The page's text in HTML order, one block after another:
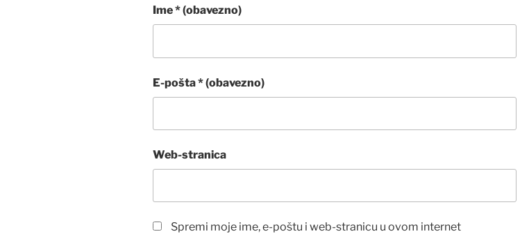
Ime* (obavezno)
E-pošta* (obavezno)
Web-stranica
Spremi moje ime, e-poštu i web-stranicu u ovom internet